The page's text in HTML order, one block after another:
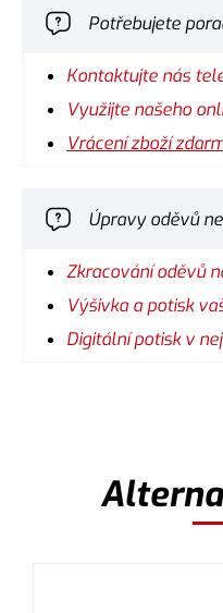
Potřebujete
Kontaktujte nás
Využijte našeho
Vrácení zboží
Úpravy oděvů
Zkracování oděvů
Výšivka a potisk
Digitální potisk v